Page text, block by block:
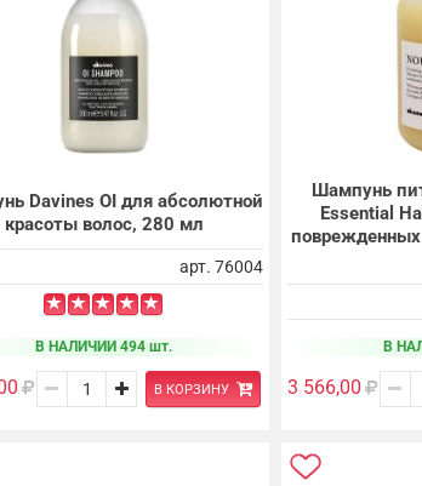
Davines OI для абсолютной
красоты волос, 280 мл
арт. 76004
В НАЛИЧИИ 494 шт.
В КОРЗИНУ
Шампунь
Essential
В
3 566,00